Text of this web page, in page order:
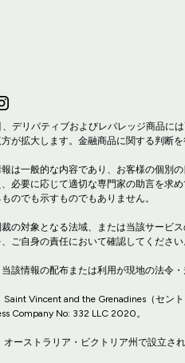
、デリバティブおよびレバレッジ商品に
が拡大します。金融商品に関する判断
は一般的な内容であり、お客様の個別
必要に応じて適切な専門家の助言を求
のでも示すものでもありません。
の対象となる法域、または当該サービ
ご自身の責任において確認してください
該情報の配布または利用が現地の法令
Saint Vincent and the Grenadines（セ
Company No: 332 LLC 2020。
オーストラリア・ビクトリア州で設立さ